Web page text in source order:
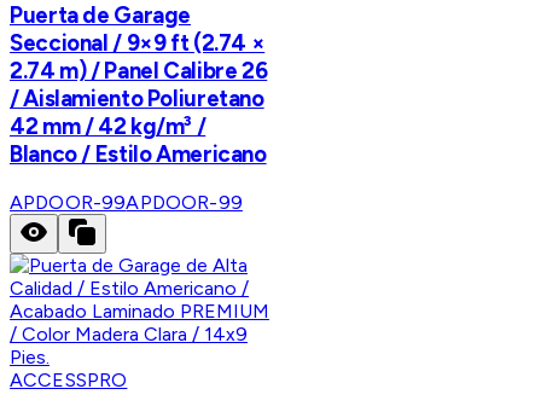
Puerta de Garage
Seccional / 9×9 ft (2.74 ×
2.74 m) / Panel Calibre 26
/ Aislamiento Poliuretano
42 mm / 42 kg/m³ /
Blanco / Estilo Americano
APDOOR-99APDOOR-99
ACCESSPRO